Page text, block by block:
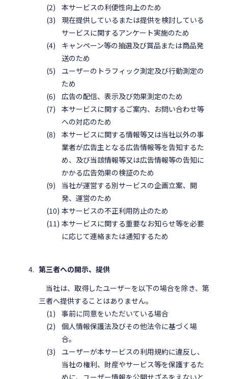
本サービスの利便性向上のため
現在提供しているまたは提供を検討している
サービスに関するアンケート実施のため
キャンペーン等の抽選及び賞品または商品発
送のため
ユーザーのトラフィック測定及び行動測定の
ため
広告の配信、表示及び効果測定のため
本サービスに関するご案内、お問い合わせ等
への対応のため
本サービスに関する情報等又は当社以外の事
業者が広告主となる広告情報等を告知するた
め、及び当該情報等又は広告情報等の告知に
かかる広告効果の検証のため
当社が運営する別サービスの企画立案、開
発、運営のため
本サービスの不正利用防止のため
本サービスに関する重要なお知らせ等を必要
に応じて連絡または通知するため
第三者への開示、提供
当社は、取得したユーザーを以下の場合を除き、第
三者へ提供することはありません。
事前に同意をいただいている場合
個人情報保護法及びその他法令に基づく場
合。
ユーザーが本サービスの利用規約に違反し、
当社の権利、財産やサービス等を保護するた
めに、ユーザー情報を公開せざるをえないと